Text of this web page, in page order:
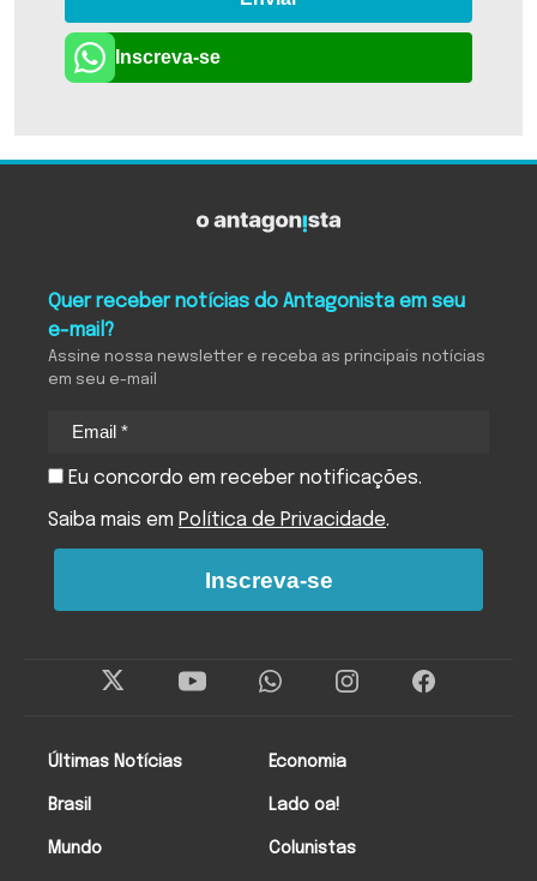
Inscreva-se
Últimas Notícias
Brasil
Mundo
Economia
Lado oa!
Colunistas
Quer receber notícias do Antagonista em seu
e-mail?
Assine nossa newsletter e receba as principais notícias
em seu e-mail
Eu concordo em receber notificações.
Saiba mais em Política de Privacidade.
Inscreva-se